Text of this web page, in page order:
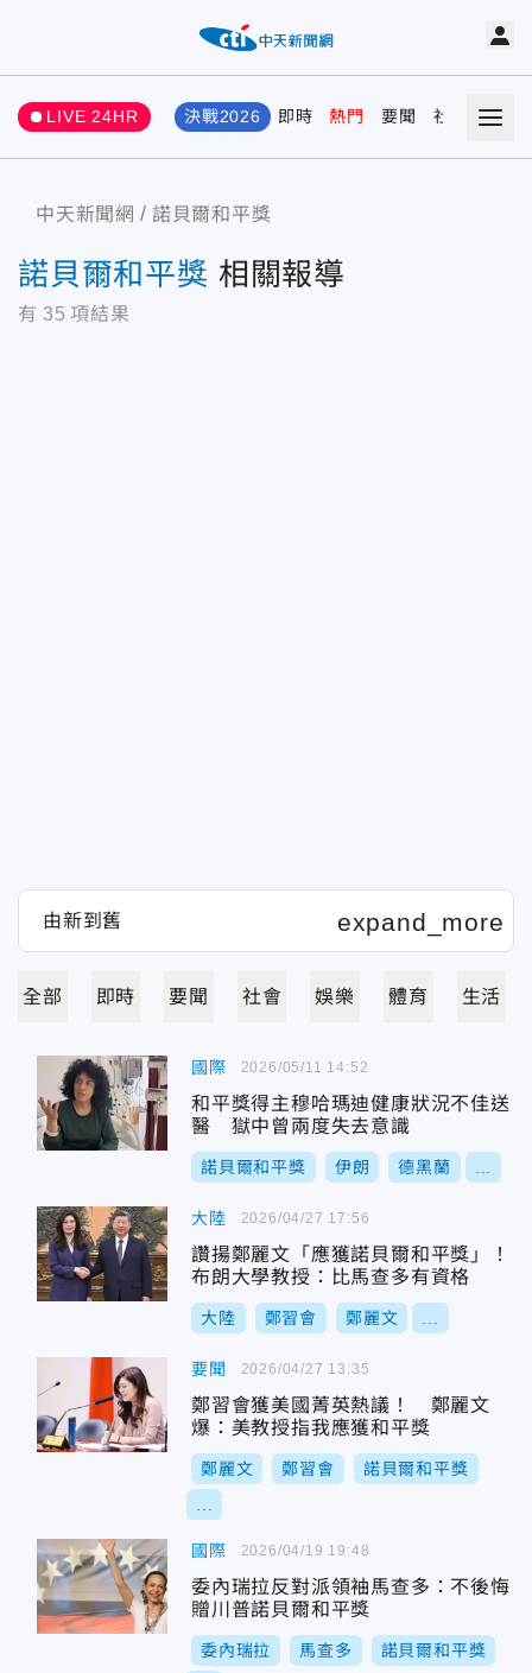
LIVE 24HR 決戰2026 即時 熱門 要聞 社會 娛樂
中天新聞網 諾貝爾和平獎
諾貝爾和平獎 相關報導
有 35 項結果
全部 即時 要聞 社會 娛樂 體育 生活
國際
和平獎得主穆哈瑪迪健康狀況不佳送
醫 獄中曾兩度失去意識
諾貝爾和平獎 伊朗 德黑蘭
2026/05/11 14:52
大陸
讚揚鄭麗文「應獲諾貝爾和平獎」！
布朗大學教授：比馬查多有資格
大陸 鄭習會 鄭麗文
2026/04/27 17:56
要聞
鄭習會獲美國菁英熱議！ 鄭麗文
爆：美教授指我應獲和平獎
鄭麗文 鄭習會 諾貝爾和平獎
2026/04/27 13:35
國際
委內瑞拉反對派領袖馬查多：不後悔
贈川普諾貝爾和平獎
委內瑞拉 馬查多 諾貝爾和平獎
2026/04/19 19:48